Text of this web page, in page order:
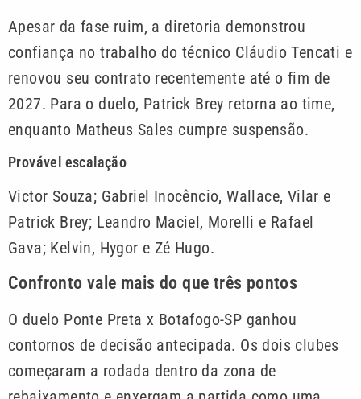
Apesar da fase ruim, a diretoria demonstrou
confiança no trabalho do técnico Cláudio Tencati e
renovou seu contrato recentemente até o fim de
2027. Para o duelo, Patrick Brey retorna ao time,
enquanto Matheus Sales cumpre suspensão.
Provável escalação
Victor Souza; Gabriel Inocêncio, Wallace, Vilar e
Patrick Brey; Leandro Maciel, Morelli e Rafael
Gava; Kelvin, Hygor e Zé Hugo.
Confronto vale mais do que três pontos
O duelo Ponte Preta x Botafogo-SP ganhou
contornos de decisão antecipada. Os dois clubes
começaram a rodada dentro da zona de